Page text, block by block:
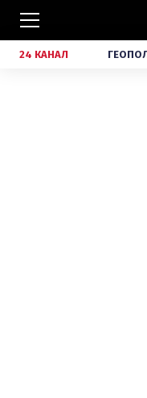
24 КАНАЛ